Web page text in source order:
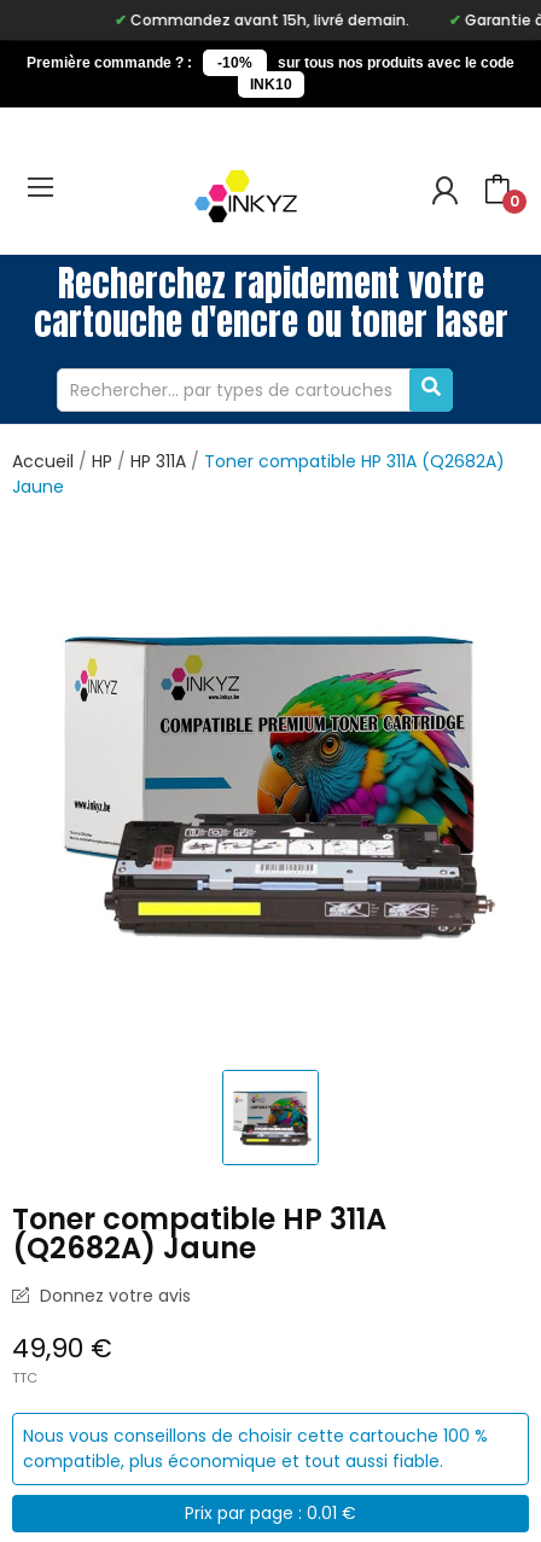
Commandez avant 15h, livré demain. Garantie à
Première commande ? : -10%
sur tous nos produits avec le code
INK10
0
Recherchez rapidement votre
cartouche d'encre ou toner laser
Accueil HP HP 311A
Toner compatible HP 311A (Q2682A)
Jaune
Toner compatible HP 311A
(Q2682A) Jaune
Donnez votre avis
49,90 €
TTC
Nous vous conseillons de choisir cette cartouche 100 %
compatible, plus économique et tout aussi fiable.
Prix par page : 0.01 €